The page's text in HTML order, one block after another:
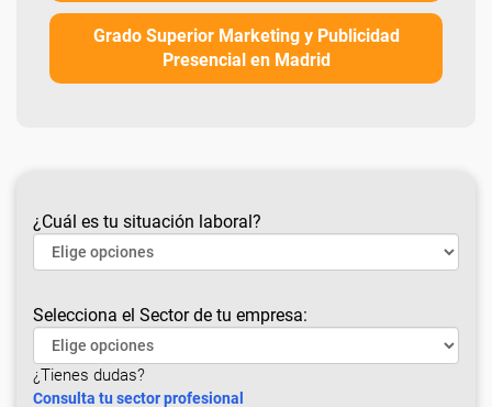
Grado Superior Marketing y Publicidad
Presencial en Madrid
¿Cuál es tu situación laboral?
Selecciona el Sector de tu empresa:
¿Tienes dudas?
Consulta tu sector profesional